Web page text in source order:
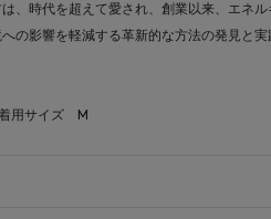
、時代を超えて愛され、創業以来、エネル
の影響を軽減する革新的な方法の発見と実
用サイズ M